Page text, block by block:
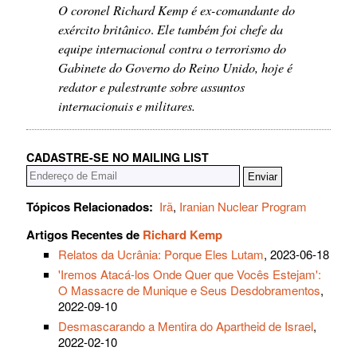
O coronel Richard Kemp é ex-comandante do
exército britânico. Ele também foi chefe da
equipe internacional contra o terrorismo do
Gabinete do Governo do Reino Unido, hoje é
redator e palestrante sobre assuntos
internacionais e militares.
CADASTRE-SE NO MAILING LIST
Tópicos Relacionados: Irã, Iranian Nuclear Program
Artigos Recentes de Richard Kemp
Relatos da Ucrânia: Porque Eles Lutam, 2023-06-18
'Iremos Atacá-los Onde Quer que Vocês Estejam':
O Massacre de Munique e Seus Desdobramentos,
2022-09-10
Desmascarando a Mentira do Apartheid de Israel,
2022-02-10